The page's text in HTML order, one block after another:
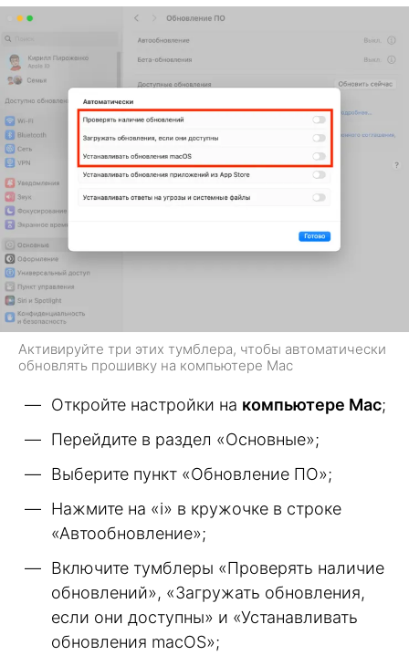
Активируйте три этих тумблера, чтобы автоматически
обновлять прошивку на компьютере Mac
Откройте настройки на компьютере Mac;
Перейдите в раздел «Основные»;
Выберите пункт «Обновление ПО»;
Нажмите на «i» в кружочке в строке
«Автообновление»;
Включите тумблеры «Проверять наличие
обновлений», «Загружать обновления,
если они доступны» и «Устанавливать
обновления macOS»;